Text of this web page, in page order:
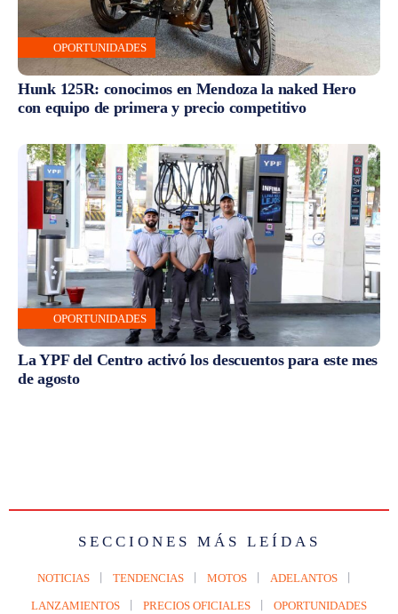
OPORTUNIDADES
Hunk 125R: conocimos en Mendoza la naked Hero
con equipo de primera y precio competitivo
OPORTUNIDADES
La YPF del Centro activó los descuentos para este mes
de agosto
SECCIONES MÁS LEÍDAS
NOTICIAS TENDENCIAS MOTOS ADELANTOS
LANZAMIENTOS PRECIOS OFICIALES OPORTUNIDADES